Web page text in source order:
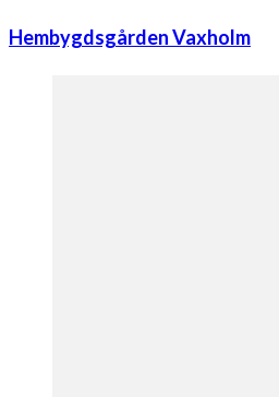
Hembygdsgården Vaxholm